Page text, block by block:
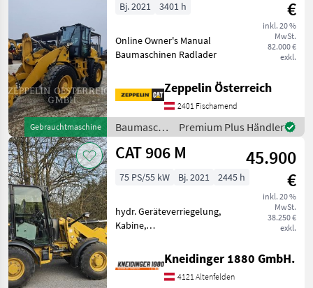
Gebrauchtmaschine
€
inkl. 20 %
MwSt.
82.000 €
exkl.
Bj. 2021 3401 h
Online Owner's Manual
Baumaschinen Radlader
Zeppelin Österreich
2401 Fischamend
Baumaschinen
/ CAT
Premium Plus Händler
CAT 906 M
45.900
€
inkl. 20 %
MwSt.
38.250 €
exkl.
75 PS/55 kW Bj. 2021 2445 h
hydr. Geräteverriegelung,
Kabine,
Zusatz-Hydraulikkreis
Palettengabel Schaufel 3.
Funktion hydraulische
Kneidinger 1880 GmbH.
4121 Altenfelden